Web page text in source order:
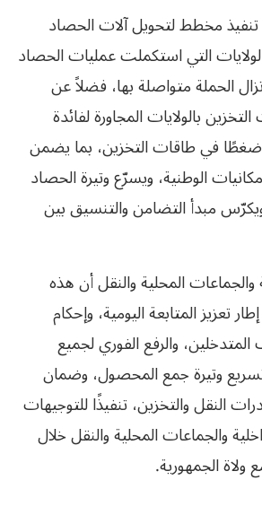
تنفيذ مخطط لتحويل آلات الحصاد
التي استكملت عمليات الحصاد
الحملة متواصلة بها، فضلاً عن
بالولايات المجاورة لفائدة
ضغطًا في طاقات التخزين، بما يضمن
الوطنية، ويسرّع وتيرة الحصاد
مبدأ التضامن والتنسيق بين
والجماعات المحلية والنقل أن هذه
تعزيز المتابعة اليومية، وإحكام
والرفع الفوري لجميع
وتيرة جمع المحصول، وضمان
النقل والتخزين، تنفيذًا للتوجيهات
والجماعات المحلية والنقل خلال
ولاة الجمهورية.